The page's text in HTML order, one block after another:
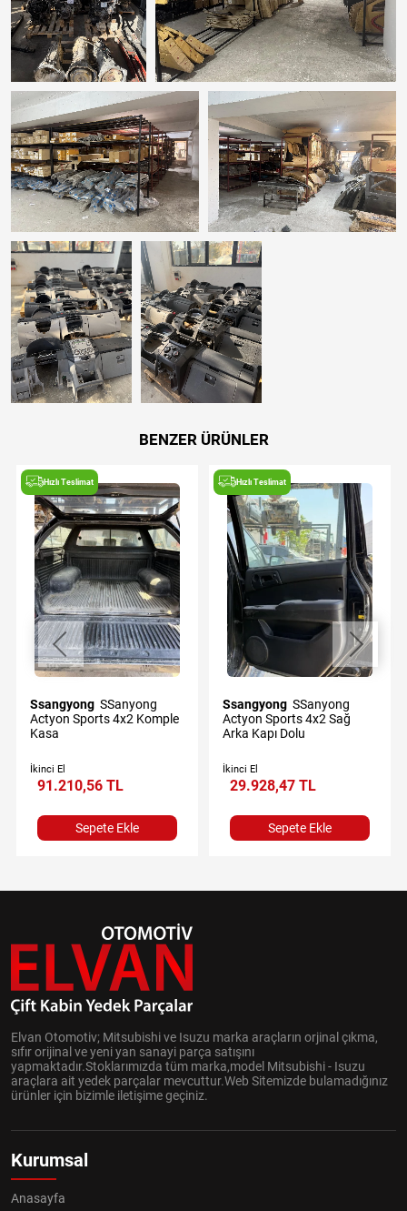
BENZER ÜRÜNLER
Hızlı Teslimat
Ssangyong
Actyon Sports 4x2 Komple
Kasa
İkinci El
91.210,56 TL
Sepete Ekle
Hızlı Teslimat
Ssangyong
Actyon Sports 4x2 Sağ
Arka Kapı Dolu
İkinci El
29.928,47 TL
Sepete Ekle
Elvan Otomotiv; Mitsubishi ve Isuzu marka araçların orjinal çıkma,
sıfır orijinal ve yeni yan sanayi parça satışını
yapmaktadır.Stoklarımızda tüm marka,model Mitsubishi - Isuzu
araçlara ait yedek parçalar mevcuttur.Web Sitemizde bulamadığınız
ürünler için bizimle iletişime geçiniz.
Kurumsal
Anasayfa